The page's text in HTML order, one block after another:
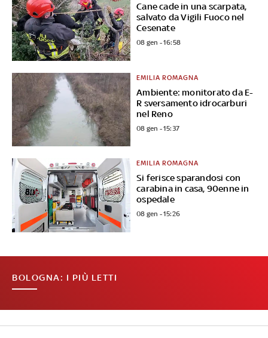
Cane cade in una scarpata,
salvato da Vigili Fuoco nel
Cesenate
08 gen - 16:58
Ambiente: monitorato da E-
R sversamento idrocarburi
nel Reno
EMILIA ROMAGNA
08 gen - 15:37
Si ferisce sparandosi con
carabina in casa, 90enne in
ospedale
EMILIA ROMAGNA
08 gen - 15:26
BOLOGNA: I PIÙ LETTI